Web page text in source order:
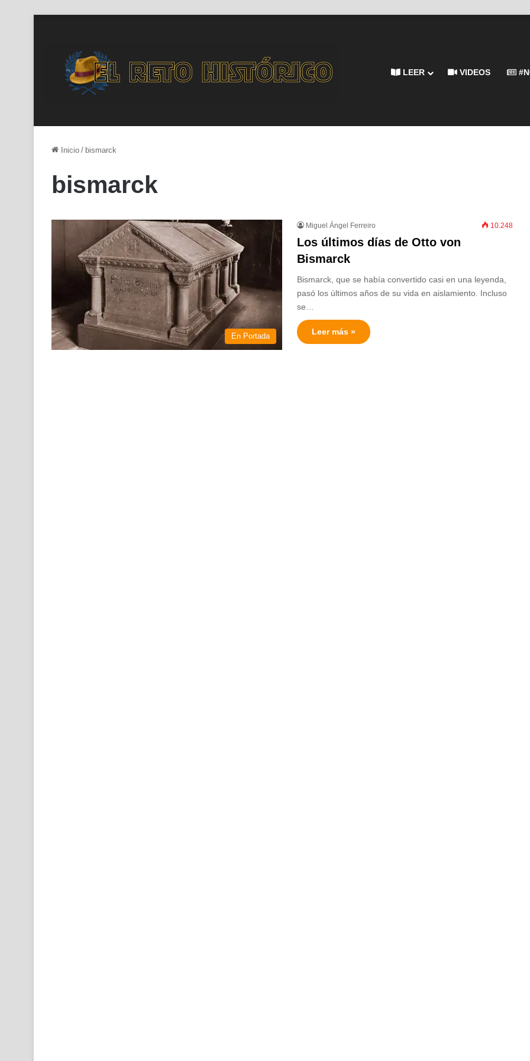
LEER VIDEOS
Inicio / bismarck
bismarck
En Portada
Miguel Ángel Ferreiro 10.248
Los últimos días de Otto von
Bismarck
Bismarck, que se había convertido casi en una leyenda,
pasó los últimos años de su vida en aislamiento. Incluso
se…
Leer más »